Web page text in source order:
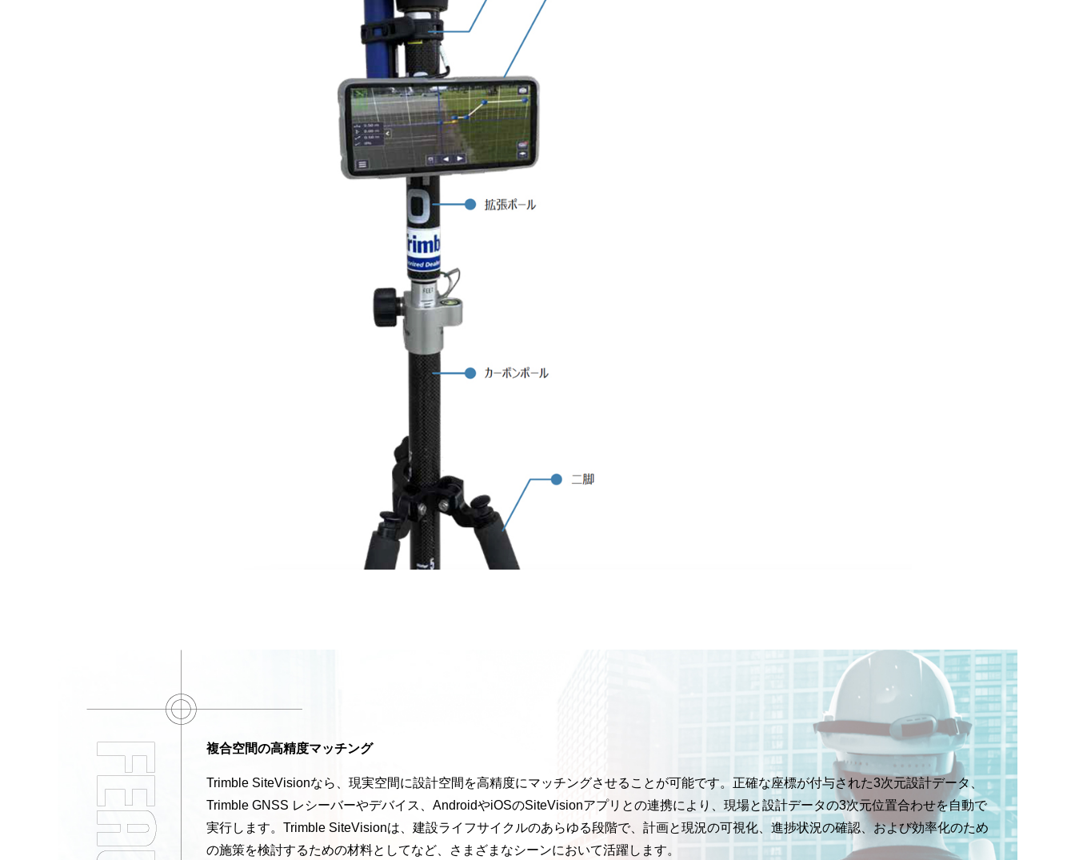
複合空間の高精度マッチング
Trimble SiteVisionなら、現実空間に設計空間を高精度にマッチングさせることが可能です。正確な座標が付与された3次元設計データ、
Trimble GNSS レシーバーやデバイス、AndroidやiOSのSiteVisionアプリとの連携により、現場と設計データの3次元位置合わせを自動で
実行します。Trimble SiteVisionは、建設ライフサイクルのあらゆる段階で、計画と現況の可視化、進捗状況の確認、および効率化のため
の施策を検討するための材料としてなど、さまざまなシーンにおいて活躍します。